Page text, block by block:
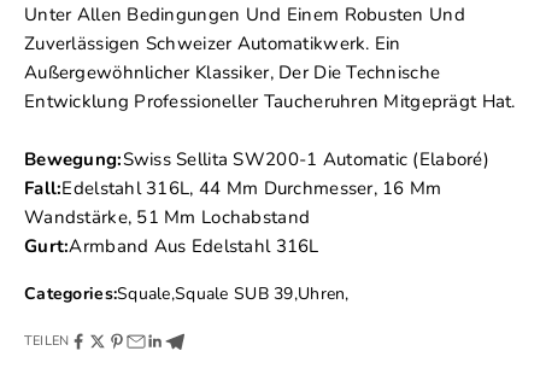
Unter Allen Bedingungen Und Einem Robusten Und
Zuverlässigen Schweizer Automatikwerk. Ein
Außergewöhnlicher Klassiker, Der Die Technische
Entwicklung Professioneller Taucheruhren Mitgeprägt Hat.
Bewegung:Swiss Sellita SW200-1 Automatic (Elaboré)
Fall:Edelstahl 316L, 44 Mm Durchmesser, 16 Mm
Wandstärke, 51 Mm Lochabstand
Gurt:Armband Aus Edelstahl 316L
Categories:Squale,Squale SUB 39,Uhren,
TEILEN